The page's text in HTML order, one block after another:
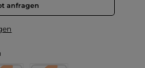
anfragen